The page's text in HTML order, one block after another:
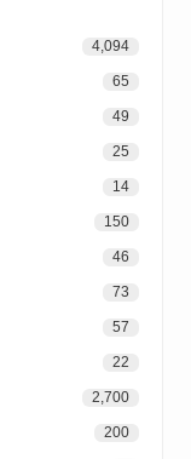
4,094
65
49
25
14
150
46
73
57
22
2,700
200